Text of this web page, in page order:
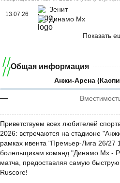
13.07.26
Зенит
Динамо Мх
Показать
Общая информация
Анжи-Арена
—
Приветствуем всех любителей
2026: встречаются на стадионе
рамках ивента "Премьер-Лига 26/27
болельщикам команд "Динамо Мх -
матча, предоставляя самую
Ruscore!